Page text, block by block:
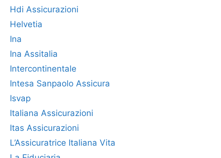
Hdi Assicurazioni
Helvetia
Ina
Ina Assitalia
Intercontinentale
Intesa Sanpaolo Assicura
Isvap
Italiana Assicurazioni
Itas Assicurazioni
L’Assicuratrice Italiana Vita